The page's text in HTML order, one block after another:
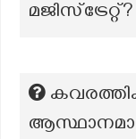
മജിസ്‌ട്രേറ്റ്?